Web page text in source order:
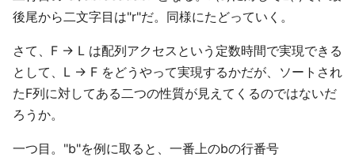
後尾から二文字目は"r"だ。同様にたどっていく。
さて、F -> L は配列アクセスという定数時間で実現できる
として、L -> F をどうやって実現するかだが、ソートされ
たF列に対してある二つの性質が見えてくるのではないだ
ろうか。
一つ目。"b"を例に取ると、一番上のbの行番号